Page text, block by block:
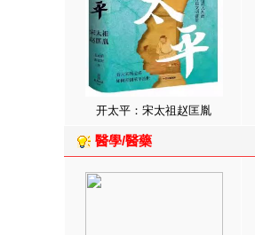
开太平：宋太祖赵匡胤
醫學/醫藥